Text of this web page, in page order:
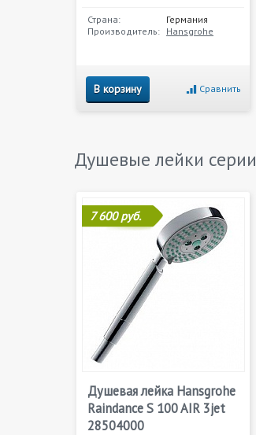
Страна:
Германия
Производитель: Hansgrohe
В корзину Сравнить
Душевые лейки серии
7 600 руб.
Душевая лейка Hansgrohe
Raindance S 100 AIR 3jet
28504000